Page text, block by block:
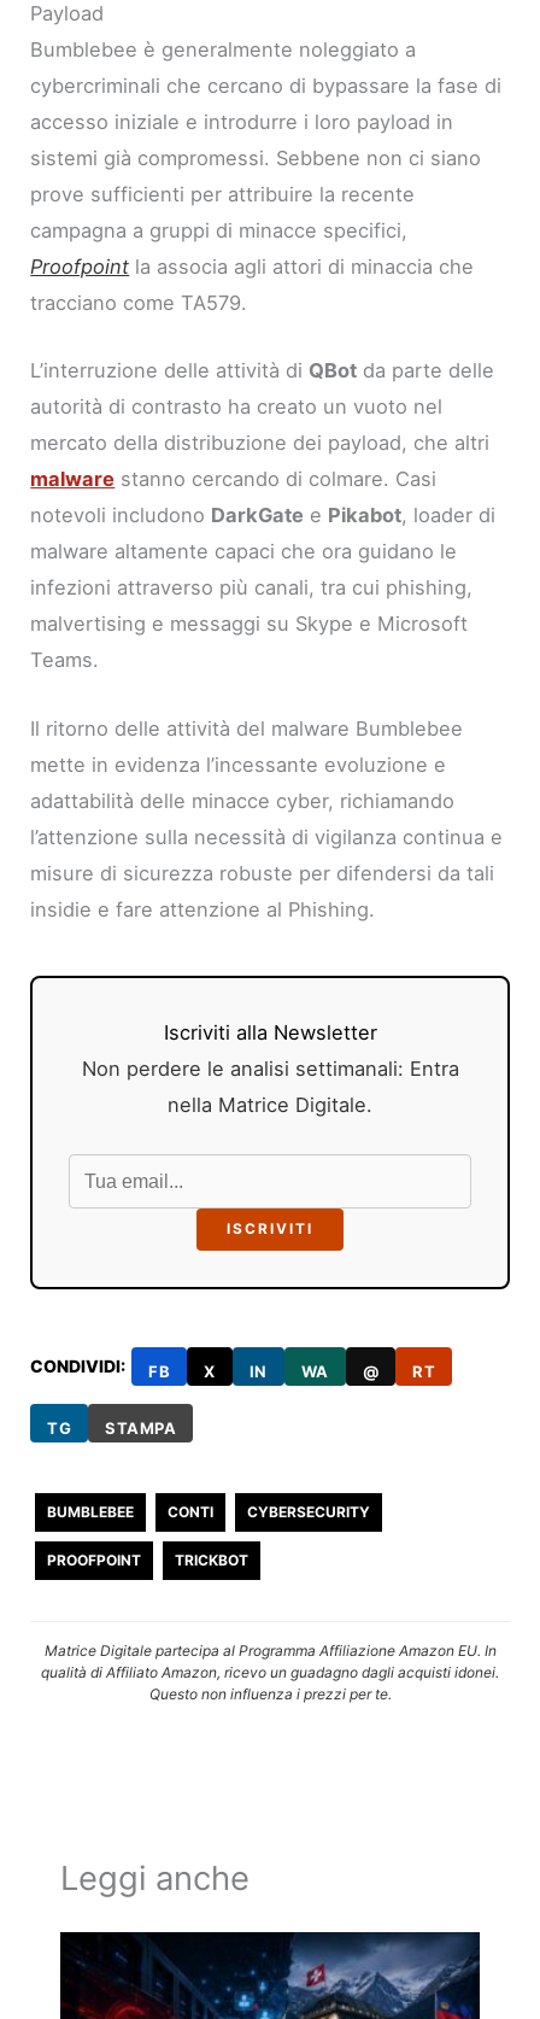
Payload
Bumblebee è generalmente noleggiato a
cybercriminali che cercano di bypassare la fase di
accesso iniziale e introdurre i loro payload in
sistemi già compromessi. Sebbene non ci siano
prove sufficienti per attribuire la recente
campagna a gruppi di minacce specifici,
Proofpoint la associa agli attori di minaccia che
tracciano come TA579.
L’interruzione delle attività di QBot da parte delle
autorità di contrasto ha creato un vuoto nel
mercato della distribuzione dei payload, che altri
malware stanno cercando di colmare. Casi
notevoli includono DarkGate e Pikabot, loader di
malware altamente capaci che ora guidano le
infezioni attraverso più canali, tra cui phishing,
malvertising e messaggi su Skype e Microsoft
Teams.
Il ritorno delle attività del malware Bumblebee
mette in evidenza l’incessante evoluzione e
adattabilità delle minacce cyber, richiamando
l’attenzione sulla necessità di vigilanza continua e
misure di sicurezza robuste per difendersi da tali
insidie e fare attenzione al Phishing.
Iscriviti alla Newsletter
Non perdere le analisi settimanali: Entra
nella Matrice Digitale.
ISCRIVITI
CONDIVIDI: FB X IN WA @ RT
TG STAMPA
BUMBLEBEE CONTI CYBERSECURITY
PROOFPOINT TRICKBOT
Matrice Digitale partecipa al Programma Affiliazione Amazon EU. In
qualità di Affiliato Amazon, ricevo un guadagno dagli acquisti idonei.
Questo non influenza i prezzi per te.
Leggi anche